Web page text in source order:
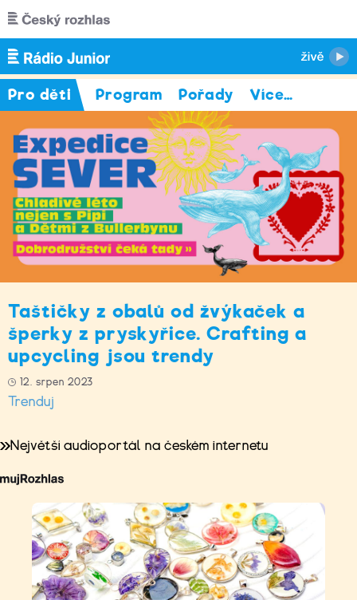
Přejít k hlavnímu obsahu
Pro děti Program Pořady Více…
Taštičky z obalů od žvýkaček a
šperky z pryskyřice. Crafting a
upcycling jsou trendy
12. srpen 2023
Trenduj
Největší audioportál na českém internetu